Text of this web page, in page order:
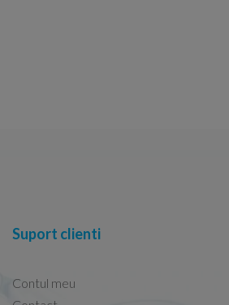
Suport clienti
Contul meu